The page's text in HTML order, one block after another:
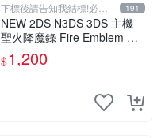
下標後請告知我結標!必看
關於我
191
NEW 2DS N3DS 3DS 主機
聖火降魔錄 Fire Emblem 覺
醒 音樂CD 原聲精選集 日版
$1,200